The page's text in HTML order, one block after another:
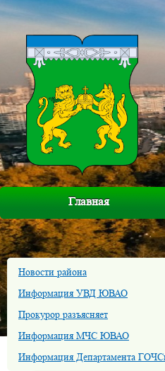
Главная
Новости района
Информация УВД ЮВАО
Прокурор разъясняет
Информация МЧС ЮВАО
Информация Департамента